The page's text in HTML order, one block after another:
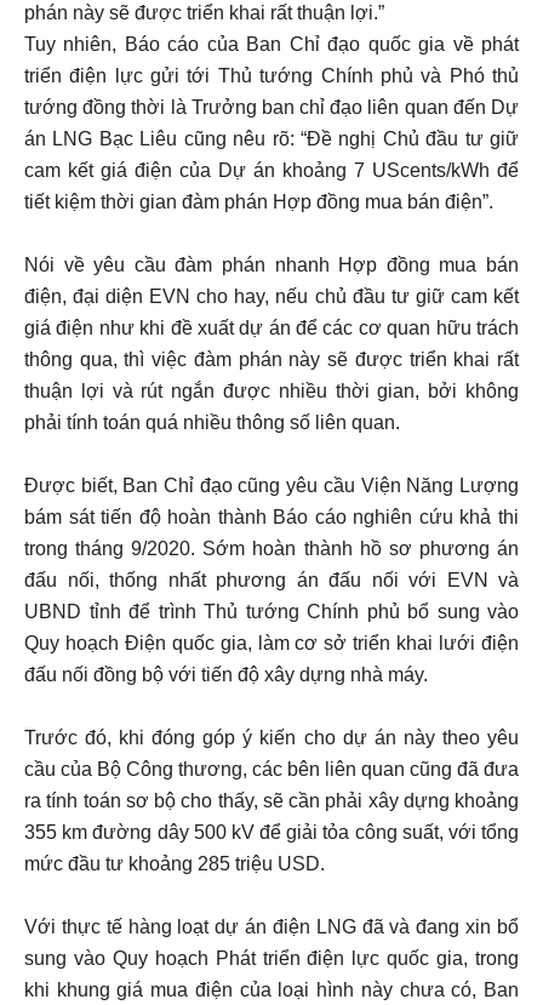
phán này sẽ được triển khai rất thuận lợi.”
Tuy nhiên, Báo cáo của Ban Chỉ đạo quốc gia về phát
triển điện lực gửi tới Thủ tướng Chính phủ và Phó thủ
tướng đồng thời là Trưởng ban chỉ đạo liên quan đến Dự
án LNG Bạc Liêu cũng nêu rõ: “Đề nghị Chủ đầu tư giữ
cam kết giá điện của Dự án khoảng 7 UScents/kWh để
tiết kiệm thời gian đàm phán Hợp đồng mua bán điện”.
Nói về yêu cầu đàm phán nhanh Hợp đồng mua bán
điện, đại diện EVN cho hay, nếu chủ đầu tư giữ cam kết
giá điện như khi đề xuất dự án để các cơ quan hữu trách
thông qua, thì việc đàm phán này sẽ được triển khai rất
thuận lợi và rút ngắn được nhiều thời gian, bởi không
phải tính toán quá nhiều thông số liên quan.
Được biết, Ban Chỉ đạo cũng yêu cầu Viện Năng Lượng
bám sát tiến độ hoàn thành Báo cáo nghiên cứu khả thi
trong tháng 9/2020. Sớm hoàn thành hồ sơ phương án
đấu nối, thống nhất phương án đấu nối với EVN và
UBND tỉnh để trình Thủ tướng Chính phủ bổ sung vào
Quy hoạch Điện quốc gia, làm cơ sở triển khai lưới điện
đấu nối đồng bộ với tiến độ xây dựng nhà máy.
Trước đó, khi đóng góp ý kiến cho dự án này theo yêu
cầu của Bộ Công thương, các bên liên quan cũng đã đưa
ra tính toán sơ bộ cho thấy, sẽ cần phải xây dựng khoảng
355 km đường dây 500 kV để giải tỏa công suất, với tổng
mức đầu tư khoảng 285 triệu USD.
Với thực tế hàng loạt dự án điện LNG đã và đang xin bổ
sung vào Quy hoạch Phát triển điện lực quốc gia, trong
khi khung giá mua điện của loại hình này chưa có, Ban